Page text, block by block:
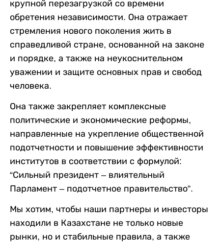
крупной перезагрузкой со времени
обретения независимости. Она отражает
стремления нового поколения жить в
справедливой стране, основанной на законе
и порядке, а также на неукоснительном
уважении и защите основных прав и свобод
человека.
Она также закрепляет комплексные
политические и экономические реформы,
направленные на укрепление общественной
подотчетности и повышение эффективности
институтов в соответствии с формулой:
“Сильный президент – влиятельный
Парламент – подотчетное правительство”.
Мы хотим, чтобы наши партнеры и инвесторы
находили в Казахстане не только новые
рынки, но и стабильные правила, а также